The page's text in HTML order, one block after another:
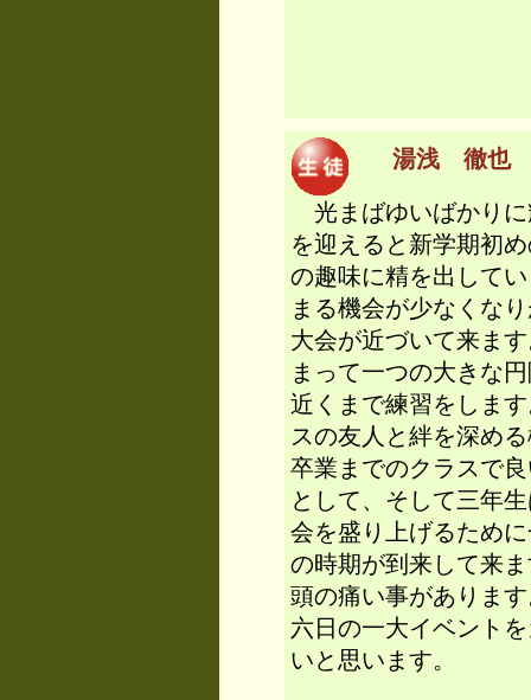
湯浅 徹也
光まばゆいばかりに
を迎えると新学期初
の趣味に精を出して
まる機会が少なくな
大会が近づいて来ま
まって一つの大きな
近くまで練習をしま
スの友人と絆を深め
卒業までのクラスで
として、そして三年
会を盛り上げるため
の時期が到来して来
頭の痛い事がありま
六日の一大イベント
いと思います。